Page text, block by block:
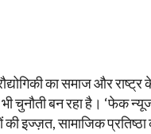
का समाज और राष्ट्र
चुनौती बन रहा है। ‘फेक
की इज्ज़त, सामाजिक